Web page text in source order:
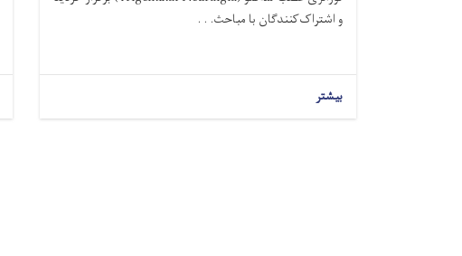
و اشتراک‌کنندگان با مباحث. . .
بیشتر